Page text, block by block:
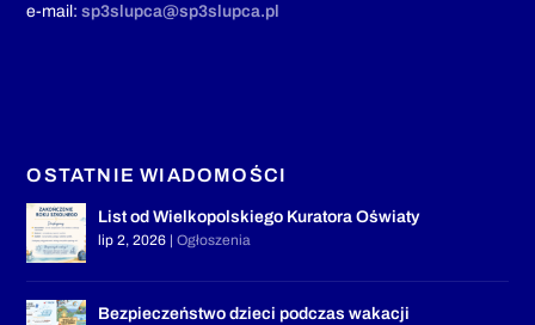
e-mail:sp3slupca@sp3slupca.pl
OSTATNIE WIADOMOŚCI
List od Wielkopolskiego Kuratora Oświaty
lip 2, 2026 |Ogłoszenia
Bezpieczeństwo dzieci podczas wakacji